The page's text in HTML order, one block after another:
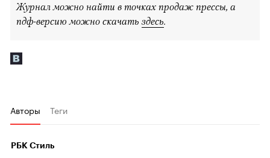
Журнал можно найти в точках продаж прессы, а
пдф-версию можно скачать здесь.
Авторы Теги
РБК Стиль